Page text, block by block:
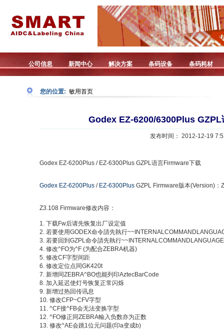
公司信息 新闻中心 解决方案 条码设备 条码耗材
您的位置: 敏用首页
Godex EZ-6200/6300Plus
发布时间： 2012-12-19
Godex EZ-6200Plus / EZ-6300Plus GZPL语言Firmware下载
Godex EZ-6200Plus/ EZ-6300PlusGZPL Firmware版本(Version)：
Z3.108 Firmware修改内容：
1. 下载Fw后请先恢复出厂设定值
2. 若要使用GODEX命令請先執行
3. 若要回到GZPL命令請先執行
4. 修改^FO为^F (为配合ZEBRA机器)
5. 修改CF字型间距
6. 修改定位点同GK420t
7. 新增同ZEBRA^BO也能列印AztecBarCode
8. 加入延迟使灯号恢复正常闪烁
9. 新增过热回传讯息
10. 修改CFP~CFV字型
11. ^CF接^FB会无法变换字型
12. ^FO修正同ZEBRA輸入负数亦为正数
13. 修改^AE会跳1位元问题(印a变成b)